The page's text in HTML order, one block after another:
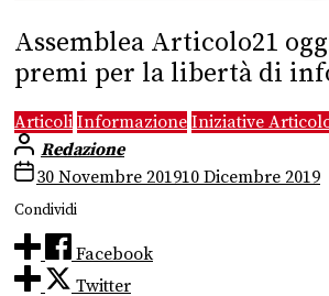
Assemblea Articolo21
premi per la libertà di
Articoli Informazione Iniziative
Redazione
30 Novembre 201910 Dicembre 2019
Condividi
Facebook
Twitter